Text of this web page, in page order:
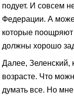
подует. И совсем
Федерации. А
которые
должны хорошо
Далее, Зеленский,
возрасте. Что
думать все. Но